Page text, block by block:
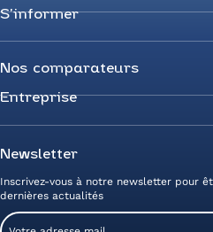
Achetez votre énergie
Transition énergétique
Secteurs d’expertise
Optimisez vos taxes et compteurs
Mix énergie
Efficacité énergétique
Photovoltaïque
Energy Management
S’informer
Actualités
Guides de l’énergie
Livres blancs
Nos comparateurs
Comparateur Électricité
Comparateur Gaz
Prix du Gaz
Entreprise
Nous rejoindre
Devenez Partenaire
Avis clients Alliance des Energies
Contactez-nous
Newsletter
Inscrivez-vous à notre newsletter pour
dernières actualités
Email